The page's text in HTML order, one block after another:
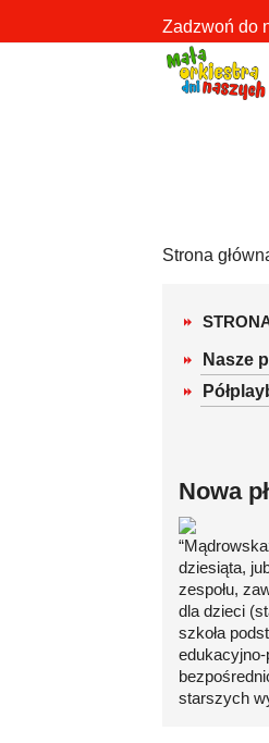
Zadzwoń do
Strona
Nasze
Nowa
dziesiąta,
zespołu,
dla dzieci
szkoła
starszych